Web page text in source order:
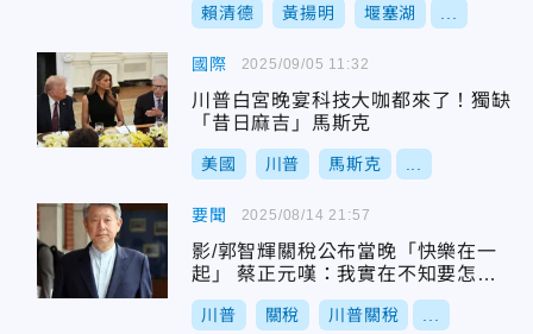
賴清德 黃揚明 堰塞湖
國際
川普白宮晚宴科技大咖都來了！獨缺
「昔日麻吉」馬斯克
美國 川普 馬斯克
2025/09/05 11:32
要聞
影/郭智輝關稅公布當晚「快樂在一
起」 蔡正元嘆：我實在不知要怎談
他
川普 關稅 川普關稅
2025/08/14 21:57